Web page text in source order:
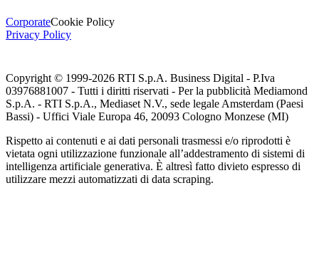
CorporateCookie Policy
Privacy Policy
Copyright © 1999-2026 RTI S.p.A. Business Digital - P.Iva
03976881007 - Tutti i diritti riservati - Per la pubblicità Mediamond
S.p.A. - RTI S.p.A., Mediaset N.V., sede legale Amsterdam (Paesi
Bassi) - Uffici Viale Europa 46, 20093 Cologno Monzese (MI)
Rispetto ai contenuti e ai dati personali trasmessi e/o riprodotti è
vietata ogni utilizzazione funzionale all’addestramento di sistemi di
intelligenza artificiale generativa. È altresì fatto divieto espresso di
utilizzare mezzi automatizzati di data scraping.